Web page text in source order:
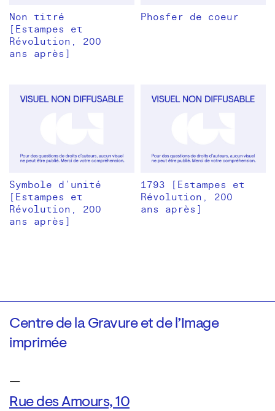
Non titré
[Estampes et
Révolution, 200
ans après]
Phosfer de coeur
Symbole d’unité
[Estampes et
Révolution, 200
ans après]
1793 [Estampes et
Révolution, 200
ans après]
Centre de la Gravure et de l’Image
imprimée
—
Rue des Amours, 10